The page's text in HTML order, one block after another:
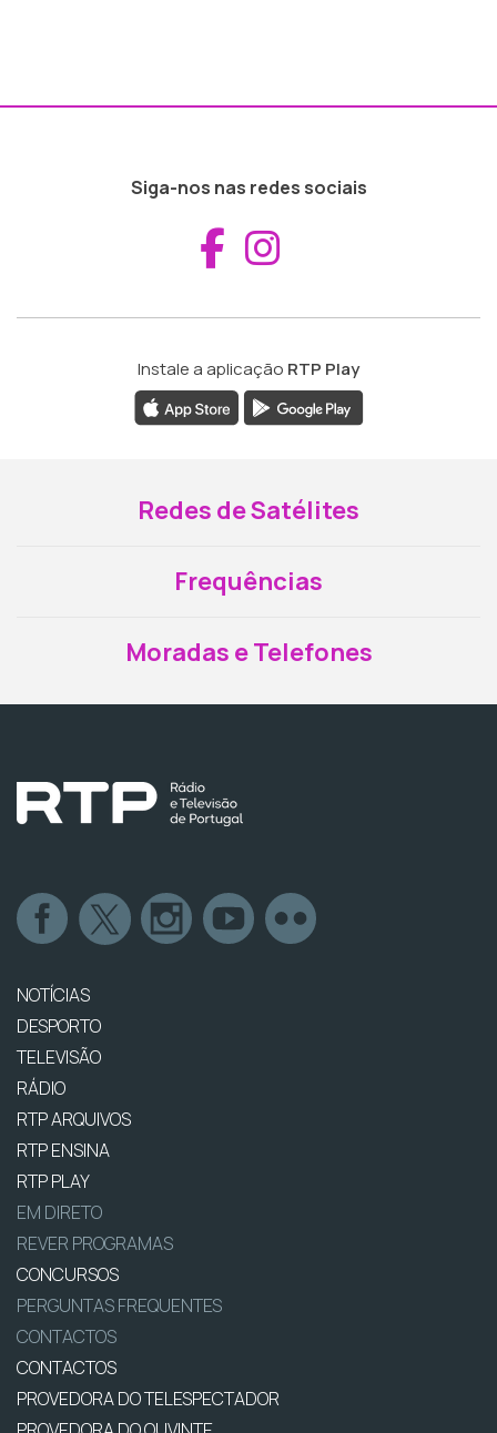
Siga-nos nas redes sociais
Aceder ao
Instale a aplicação RTP Play
Redes de Satélites
Frequências
Moradas e Telefones
NOTÍCIAS
DESPORTO
TELEVISÃO
RÁDIO
RTP ARQUIVOS
RTP ENSINA
RTP PLAY
EM DIRETO
REVER PROGRAMAS
CONCURSOS
PERGUNTAS FREQUENTES
CONTACTOS
CONTACTOS
PROVEDORA DO TELESPECTADOR